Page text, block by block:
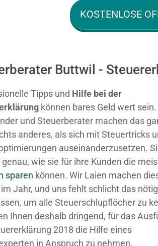
KOSTENLOSE
Buttwil -
Tipps und Hilfe bei der
können bares Geld wert sein.
und Steuerberater machen das
anderes, als sich mit Steuertricks
auseinanderzusetzen.
wie sie für ihre Kunden die
sparen können. Wir Laien machen
Jahr, und uns fehlt schlicht das
um alle Steuerschlupflöcher zu
Ihnen deshalb dringend, für das
2018 die Hilfe eines
in Anspruch zu nehmen.